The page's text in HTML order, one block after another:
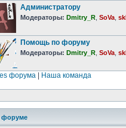
Администратору
Модераторы: Dmitry_R SoVa
Помощь по форуму
Модераторы: Dmitry_R SoVa
форума Наша команда
форуме